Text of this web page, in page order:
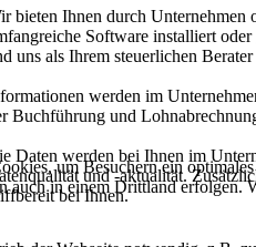
bieten Ihnen durch Unternehmen
Software installiert
uns als Ihrem steuerlichen
werden im
Buchführung und
Daten werden bei Ihnen im
und -aktualität.
bei Ihnen.
um Besuchern ein
auch in einem Drittland erfolgen.